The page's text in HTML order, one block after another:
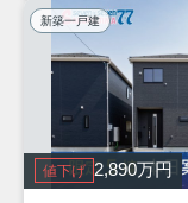
新築一戸建
値下げ 2,890万円